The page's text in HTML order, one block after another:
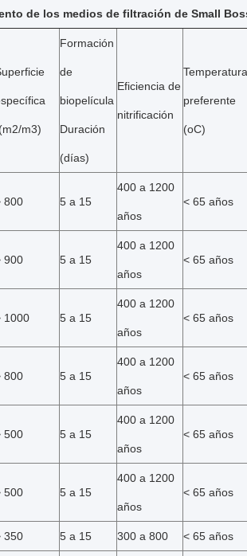
de los medios de filtración de Small
m3)
Formación
de
biopelícula
Duración
(días)
Eficiencia de
nitrificación
Temperatura
preferente
(oC)
800 5 a 15
400 a 1200
años
< 65 años
900 5 a 15
400 a 1200
años
< 65 años
1000 5 a 15
400 a 1200
años
< 65 años
800 5 a 15
400 a 1200
años
< 65 años
500 5 a 15
400 a 1200
años
< 65 años
500 5 a 15
400 a 1200
años
< 65 años
350 5 a 15 300 a 800 < 65 años